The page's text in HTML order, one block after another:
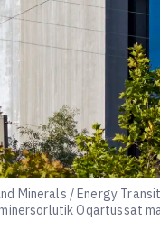
Minerals / Energy
Oqartussat